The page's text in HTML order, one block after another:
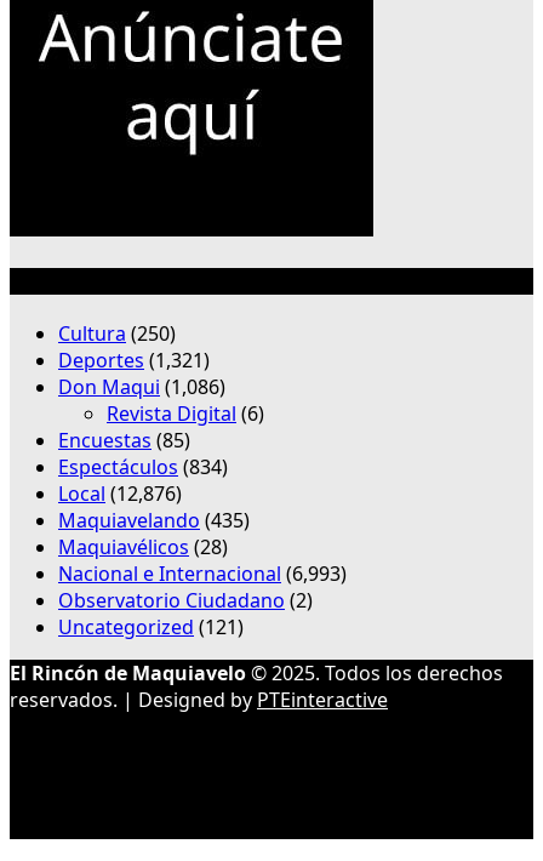
Cultura (250)
Deportes (1,321)
Don Maqui (1,086)
Revista Digital (6)
Encuestas (85)
Espectáculos (834)
Local (12,876)
Maquiavelando (435)
Maquiavélicos (28)
Nacional e Internacional (6,993)
Observatorio Ciudadano (2)
Uncategorized (121)
El Rincón de Maquiavelo© 2025. Todos los derechos
reservados. | Designed by PTEinteractive